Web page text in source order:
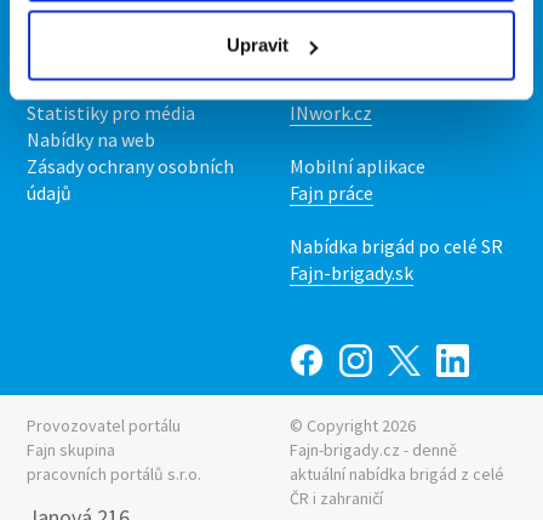
Upravit
Kontakt
Upravit předvolby cookies
Statistiky pro média
Nabídky na web
Zásady ochrany osobních
údajů
Mobilní aplikace
Nabídka práce z celé ČR
INwork.cz
Mobilní aplikace
Fajn práce
Nabídka brigád po celé SR
Fajn-brigady.sk
Provozovatel portálu
Fajn skupina
pracovních portálů s.r.o.
© Copyright 2026
Fajn-brigady.cz - denně
aktuální nabídka brigád z celé
ČR i zahraničí